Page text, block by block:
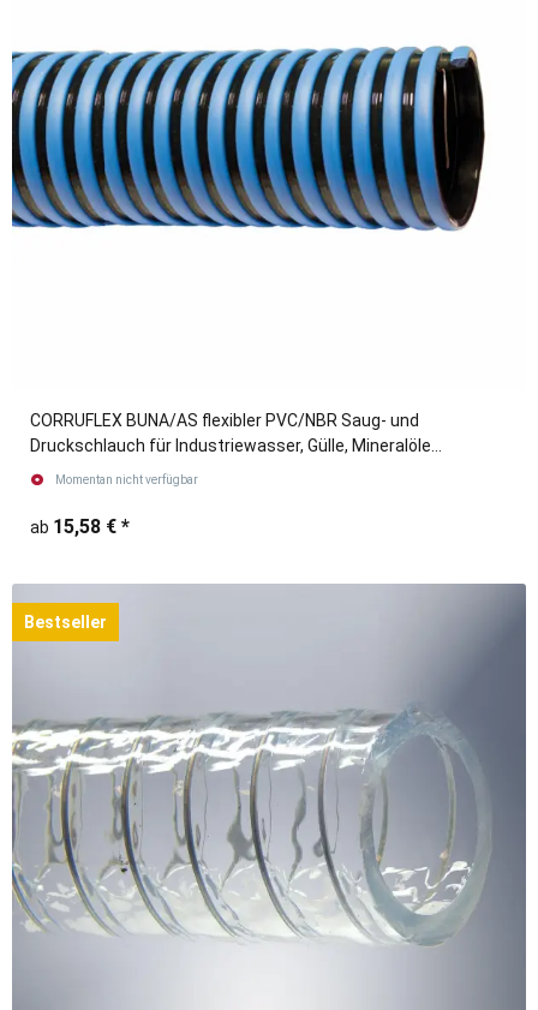
CORRUFLEX BUNA/AS flexibler PVC/NBR Saug- und
Druckschlauch für Industriewasser, Gülle, Mineralöle
blau/schwarz
Momentan nicht verfügbar
ab 15,58 € *
Bestseller